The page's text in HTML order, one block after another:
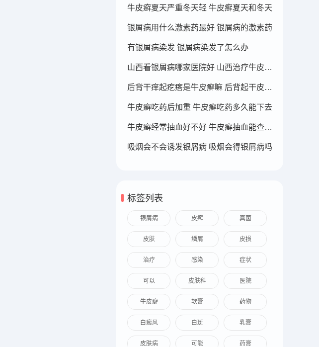
牛皮癣夏天严重冬天轻 牛皮癣夏天和冬天
银屑病用什么激素药最好 银屑病的激素药
有银屑病染发 银屑病染发了怎么办
山西看银屑病哪家医院好 山西治疗牛皮癣最好的医院
后背干痒起疙瘩是牛皮癣嘛 后背起干皮瘙痒是怎么回事
牛皮癣吃药后加重 牛皮癣吃药多久能下去
牛皮癣经常抽血好不好 牛皮癣抽血能查出来吗
吸烟会不会诱发银屑病 吸烟会得银屑病吗
标签列表
银屑病 皮癣 真菌
皮肤 鳞屑 皮损
治疗 感染 症状
可以 皮肤科 医院
牛皮癣 软膏 药物
白癜风 白斑 乳膏
皮肤病 可能 药膏